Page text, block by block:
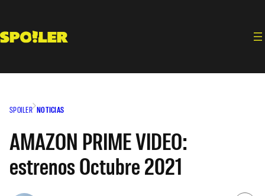
contenido
SPOILER NOTICIAS
AMAZON PRIME VIDEO:
estrenos Octubre 2021